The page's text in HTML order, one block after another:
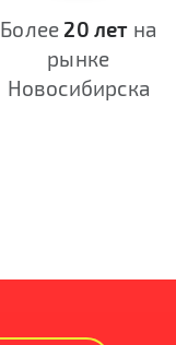
Более 20 лет на
рынке
Новосибирска